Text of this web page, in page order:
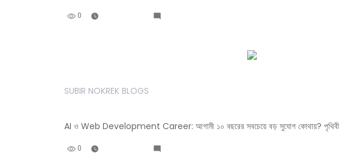
0
SUBIR NOKREK BLOGS
AI ও Web Development Career: আগামী ১০ বছরের সবচেয়ে বড় সুযোগ কোথায়?
0